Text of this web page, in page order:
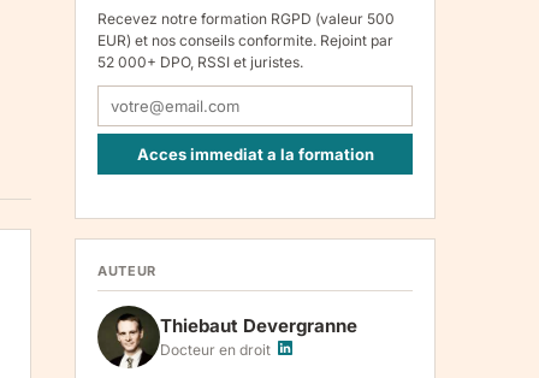
Recevez notre formation RGPD (valeur 500
EUR) et nos conseils conformite. Rejoint par
52 000+ DPO, RSSI et juristes.
Acces immediat a la formation
1107, Vilnius, LT-05120, Lituanie. Finalite :
inscription a la newsletter et reception de nos
(art. 6.1.a RGPD). Destinataires : le
responsable du traitement, AWS
(hebergement), Amazon SES (envoi des
emails). Conservation : jusqu'a desinscription.
Droits : acces, rectification, effacement,
AUTEUR
Thiebaut Devergranne
Docteur en droit